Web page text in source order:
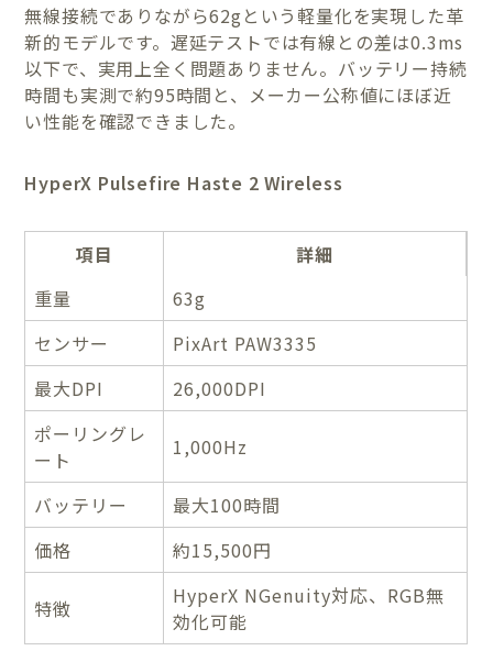
無線接続でありながら62gという軽量化を実現した革
新的モデルです。遅延テストでは有線との差は0.3ms
以下で、実用上全く問題ありません。バッテリー持続
時間も実測で約95時間と、メーカー公称値にほぼ近
い性能を確認できました。
HyperX Pulsefire Haste 2 Wireless
項目
詳細
重量
63g
センサー
PixArt PAW3335
最大DPI
26,000DPI
ポーリングレ
ート
1,000Hz
バッテリー
最大100時間
価格
約15,500円
特徴
HyperX NGenuity対応、RGB無
効化可能